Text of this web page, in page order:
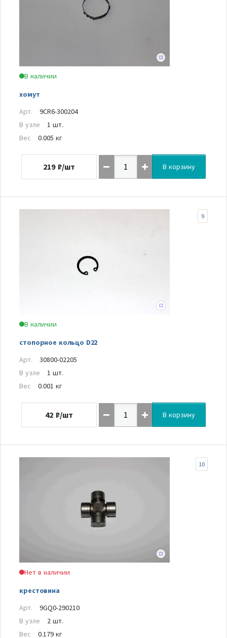
В наличии
хомут
Арт.
9CR6-300204
В узле
1 шт.
Вес
0.005 кг
219 ₽/шт В корзину
В наличии
стопорное кольцо D22
9
Арт.
30800-02205
В узле
1 шт.
Вес
0.001 кг
42 ₽/шт В корзину
Нет в наличии
крестовина
10
Арт.
9GQ0-290210
В узле
2 шт.
Вес
0.179 кг